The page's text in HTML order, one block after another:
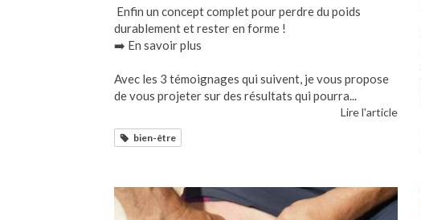
Enfin un concept complet pour perdre du poids
durablement et rester en forme !
➡️ En savoir plus
Avec les 3 témoignages qui suivent, je vous propose
de vous projeter sur des résultats qui pourra...
Lire l'article
bien-être